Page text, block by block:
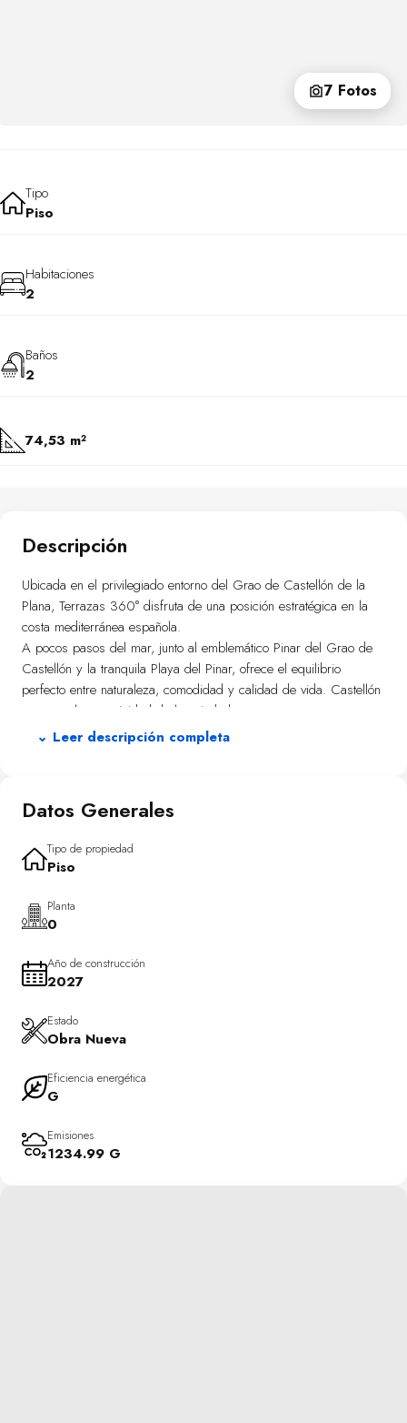
7 Fotos
Tipo
Piso
Habitaciones
2
Baños
2
74,53 m²
Descripción
Ubicada en el privilegiado entorno del Grao de Castellón de la
Plana, Terrazas 360° disfruta de una posición estratégica en la
costa mediterránea española.
A pocos pasos del mar, junto al emblemático Pinar del Grao de
Castellón y la tranquila Playa del Pinar, ofrece el equilibrio
perfecto entre naturaleza, comodidad y calidad de vida. Castellón
conserva la autenticidad de las ciudades
mediterráneas que aún no han sido masificadas por el turismo,
- Viviendas de obra nueva modernas y eficientes.
- Amplias terrazas y espacios exteriores.
- Diseño contemporáneo.
⌄ Leer descripción completa
Datos Generales
Tipo de propiedad
Piso
Planta
0
Año de construcción
2027
Estado
Obra Nueva
Eficiencia energética
G
Emisiones
1234.99 G